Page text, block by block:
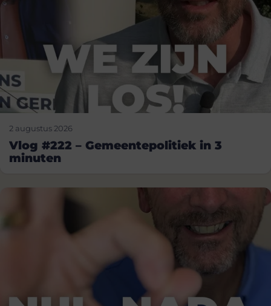
2 augustus 2026
Vlog #222 – Gemeentepolitiek in 3
minuten